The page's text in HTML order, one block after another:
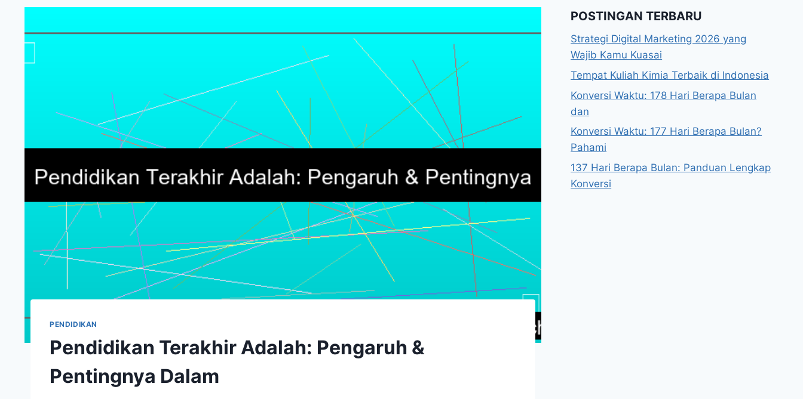
PENDIDIKAN
Pendidikan Terakhir Adalah: Pengaruh &
Pentingnya Dalam
POSTINGAN TERBARU
Strategi Digital Marketing 2026 yang
Wajib Kamu Kuasai
Tempat Kuliah Kimia Terbaik di Indonesia
Konversi Waktu: 178 Hari Berapa Bulan
dan
Konversi Waktu: 177 Hari Berapa Bulan?
Pahami
137 Hari Berapa Bulan: Panduan Lengkap
Konversi